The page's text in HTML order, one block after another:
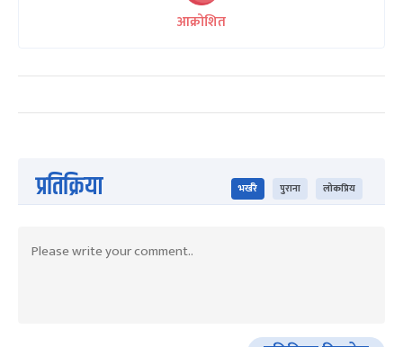
आक्रोशित
प्रतिक्रिया भर्खरै पुराना लोकप्रिय